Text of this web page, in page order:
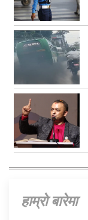
हाम्राे बारेमा